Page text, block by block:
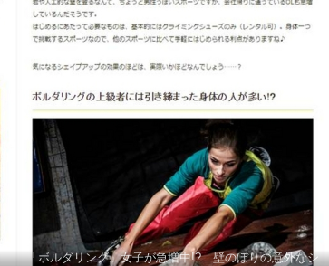
「ボルダリング」女子が急増中!? 壁のぼりの意外なシ